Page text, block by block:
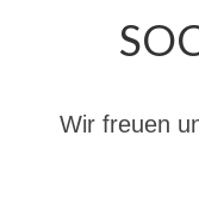
Wir freuen